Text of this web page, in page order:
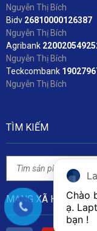
Nguyễn Thị Bích
Bidv 26810000126387
Nguyễn Thị Bích
Agribank
Nguyễn Thị Bích
Teckcombank
Nguyễn Thị Bích
TÌM KIẾM
MẠNG XÃ HỘI Chào
ạ.
bạn !